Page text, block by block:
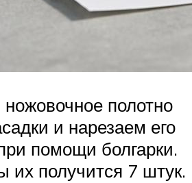
полотно
и нарезаем его
помощи болгарки.
их получится 7 штук.